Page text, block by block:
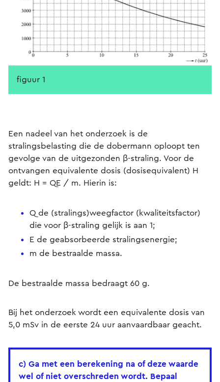
figuur 1
Een nadeel van het onderzoek is de
stralingsbelasting die de dobermann oploopt ten
gevolge van de uitgezonden β-straling. Voor de
ontvangen equivalente dosis (dosisequivalent) H
geldt: H = QE / m. Hierin is:
Q de (stralings)weegfactor (kwaliteitsfactor)
die voor β-straling gelijk is aan 1;
E de geabsorbeerde stralingsenergie;
m de bestraalde massa.
De bestraalde massa bedraagt 60 g.
Bij het onderzoek wordt een equivalente dosis van
5,0 mSv in de eerste 24 uur aanvaardbaar geacht.
c) Ga met een berekening na of deze waarde
wel of niet overschreden wordt. Bepaal